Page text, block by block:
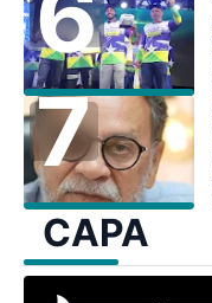
CAPA